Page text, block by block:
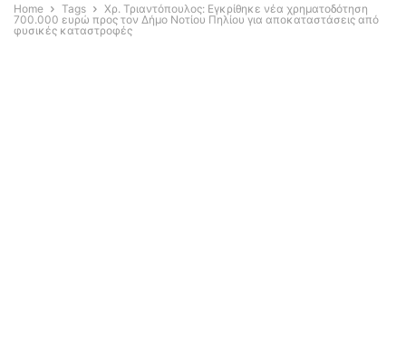
Home Tags
Χρ. Τριαντόπουλος: Εγκρίθηκε νέα χρηματοδότηση
700.000 ευρώ προς τον Δήμο Νοτίου Πηλίου για αποκαταστάσεις από
φυσικές καταστροφές